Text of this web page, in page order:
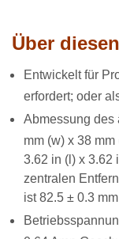
Über
Entwickelt für
erfordert; oder
Abmessung des
mm (w) x 38
3.62 in (l) x 3.62
zentralen
ist 82.5 ± 0.3